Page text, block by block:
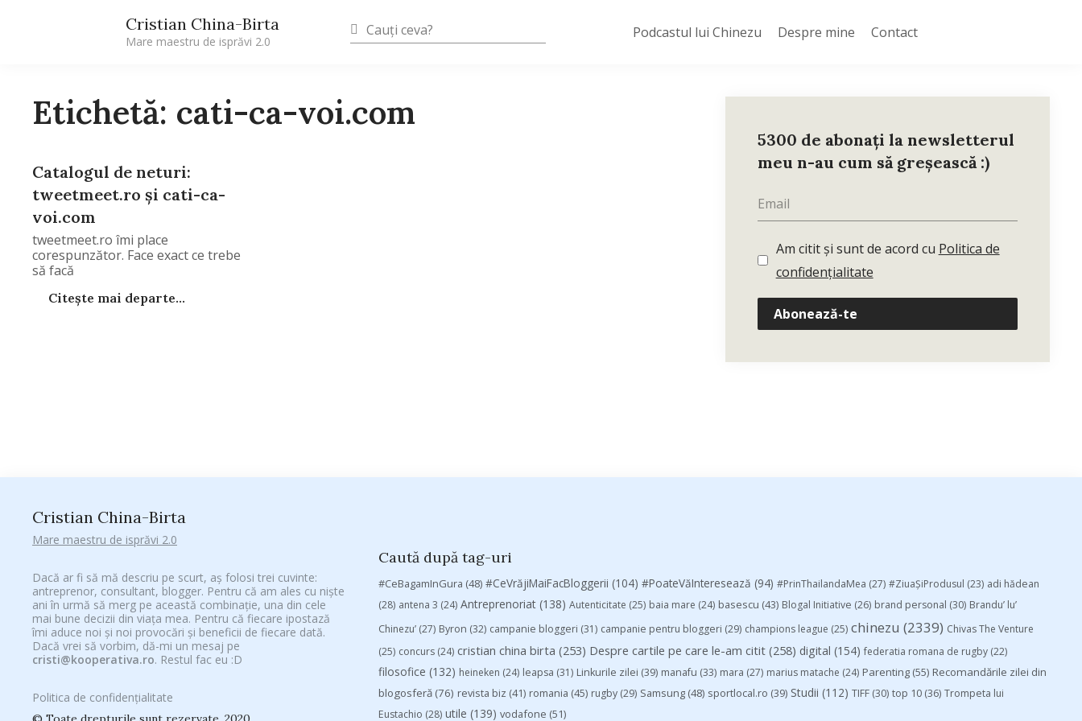
Cristian China-Birta
Mare maestru de isprăvi 2.0
Podcastul lui Chinezu Despre mine Contact
Etichetă: cati-ca-voi.com
Catalogul de neturi:
tweetmeet.ro şi cati-ca-
voi.com
tweetmeet.ro îmi place
corespunzător. Face exact ce trebe
să facă
Citește mai departe...
5300 de abonați la newsletterul
meu n-au cum să greșească :)
Am citit și sunt de acord cu Politica de
confidențialitate
Abonează-te
Cristian China-Birta
Mare maestru de isprăvi 2.0
Dacă ar fi să mă descriu pe scurt, aș folosi trei cuvinte:
antreprenor, consultant, blogger. Pentru că am ales cu niște
ani în urmă să merg pe această combinație, una din cele
mai bune decizii din viața mea. Pentru că fiecare ipostază
îmi aduce noi și noi provocări și beneficii de fiecare dată.
Dacă vrei să vorbim, dă-mi un mesaj pe
cristi@kooperativa.ro. Restul fac eu :D
Politica de confidențialitate
Caută după tag-uri
#CeBagamInGura (48) #CeVrăjiMaiFacBloggerii (104) #PoateVăInteresează (94) #PrinThailandaMea (27) #ZiuaȘiProdusul (23) adi hădean
(28) antena 3 (24) Antreprenoriat (138) Autenticitate (25) baia mare (24) basescu (43) Blogal Initiative (26) brand personal (30) Brandu’ lu’
Chinezu’ (27) Byron (32) campanie bloggeri (31) campanie pentru bloggeri (29) champions league (25) chinezu (2339) Chivas The Venture
(25) concurs (24) cristian china birta (253) Despre cartile pe care le-am citit (258) digital (154) federatia romana de rugby (22)
filosofice (132) heineken (24) leapsa (31) Linkurile zilei (39) manafu (33) mara (27) marius matache (24) Parenting (55) Recomandările zilei din
blogosferă (76) revista biz (41) romania (45) rugby (29) Samsung (48) sportlocal.ro (39) Studii (112) TIFF (30) top 10 (36) Trompeta lui
Eustachio (28) utile (139) vodafone (51)